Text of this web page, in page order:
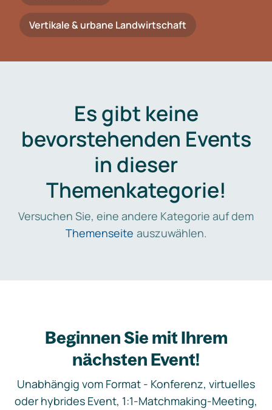
Vertikale & urbane Landwirtschaft
Es gibt keine
bevorstehenden Events
in dieser
Themenkategorie!
Versuchen Sie, eine andere Kategorie auf dem
Themenseite auszuwählen.
Beginnen Sie mit Ihrem
nächsten Event!
Unabhängig vom Format - Konferenz, virtuelles
oder hybrides Event, 1:1-Matchmaking-Meeting,